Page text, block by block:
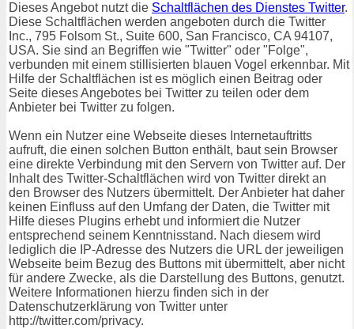
Dieses Angebot nutzt die Schaltflächen des Dienstes Twitter.
Diese Schaltflächen werden angeboten durch die Twitter
Inc., 795 Folsom St., Suite 600, San Francisco, CA 94107,
USA. Sie sind an Begriffen wie "Twitter" oder "Folge",
verbunden mit einem stillisierten blauen Vogel erkennbar. Mit
Hilfe der Schaltflächen ist es möglich einen Beitrag oder
Seite dieses Angebotes bei Twitter zu teilen oder dem
Anbieter bei Twitter zu folgen.
Wenn ein Nutzer eine Webseite dieses Internetauftritts
aufruft, die einen solchen Button enthält, baut sein Browser
eine direkte Verbindung mit den Servern von Twitter auf. Der
Inhalt des Twitter-Schaltflächen wird von Twitter direkt an
den Browser des Nutzers übermittelt. Der Anbieter hat daher
keinen Einfluss auf den Umfang der Daten, die Twitter mit
Hilfe dieses Plugins erhebt und informiert die Nutzer
entsprechend seinem Kenntnisstand. Nach diesem wird
lediglich die IP-Adresse des Nutzers die URL der jeweiligen
Webseite beim Bezug des Buttons mit übermittelt, aber nicht
für andere Zwecke, als die Darstellung des Buttons, genutzt.
Weitere Informationen hierzu finden sich in der
Datenschutzerklärung von Twitter unter
http://twitter.com/privacy.